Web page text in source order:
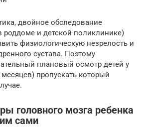
двойное обследование
роддоме и детской поликлинике)
физиологическую незрелость и
сустава. Поэтому
плановый осмотр детей у
пропускать который
головного мозга ребенка
сами